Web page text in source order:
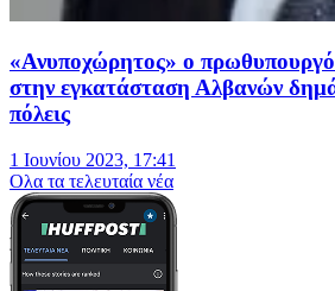
«Ανυποχώρητος» ο
στην εγκατάσταση Αλβανών
πόλεις
1 Ιουνίου 2023, 17:41
Oλα τα τελευταία νέα